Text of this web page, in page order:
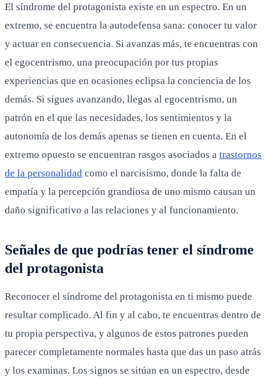
El síndrome del protagonista existe en un espectro. En un
extremo, se encuentra la autodefensa sana: conocer tu valor
y actuar en consecuencia. Si avanzas más, te encuentras con
el egocentrismo, una preocupación por tus propias
experiencias que en ocasiones eclipsa la conciencia de los
demás. Si sigues avanzando, llegas al egocentrismo, un
patrón en el que las necesidades, los sentimientos y la
autonomía de los demás apenas se tienen en cuenta. En el
extremo opuesto se encuentran rasgos asociados a trastornos
de la personalidad como el narcisismo, donde la falta de
empatía y la percepción grandiosa de uno mismo causan un
daño significativo a las relaciones y al funcionamiento.
Señales de que podrías tener el síndrome
del protagonista
Reconocer el síndrome del protagonista en ti mismo puede
resultar complicado. Al fin y al cabo, te encuentras dentro de
tu propia perspectiva, y algunos de estos patrones pueden
parecer completamente normales hasta que das un paso atrás
y los examinas. Los signos se sitúan en un espectro, desde